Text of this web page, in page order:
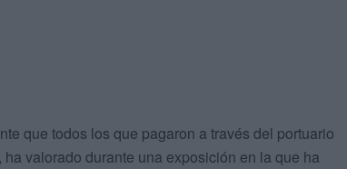
que todos los que pagaron a través del portuario
valorado durante una exposición en la que ha